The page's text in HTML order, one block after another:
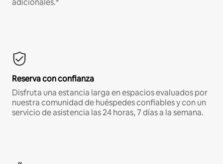
Reserva con confianza
Disfruta una estancia larga en espacios evaluados por
nuestra comunidad de huéspedes confiables y con un
servicio de asistencia las 24 horas, 7 días a la semana.